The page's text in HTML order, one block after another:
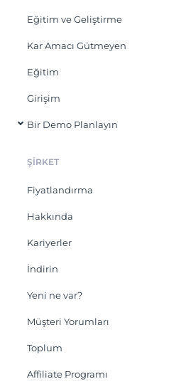
Eğitim ve Geliştirme
Kar Amacı Gütmeyen
Eğitim
Girişim
Bir Demo Planlayın
ŞİRKET
Fiyatlandırma
Hakkında
Kariyerler
İndirin
Yeni ne var?
Müşteri Yorumları
Toplum
Affiliate Programı